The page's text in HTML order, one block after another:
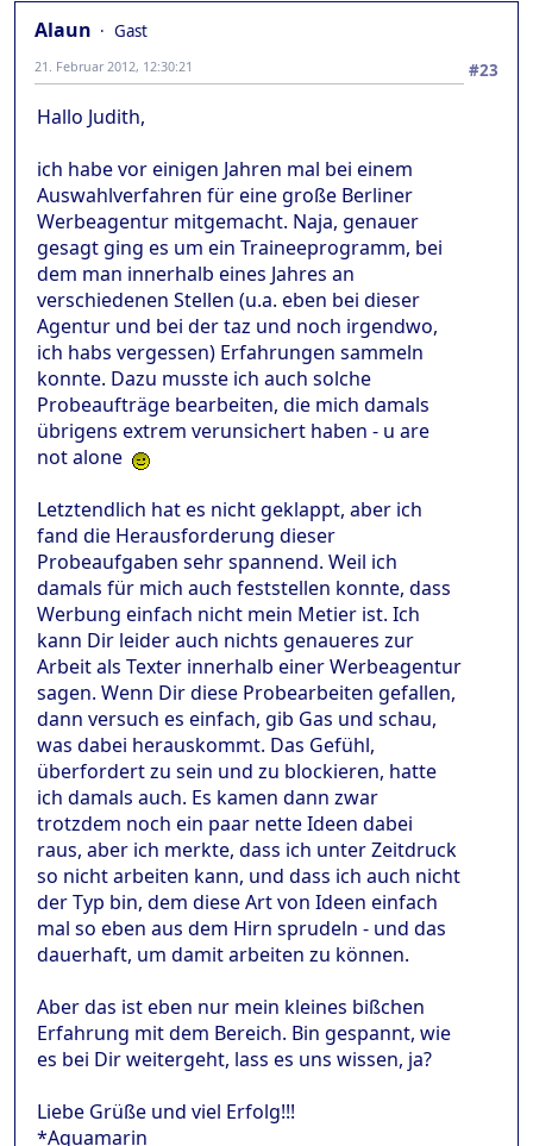
Alaun
Gast
#23
21. Februar 2012, 12:30:21
Hallo Judith,
ich habe vor einigen Jahren mal bei einem
Auswahlverfahren für eine große Berliner
Werbeagentur mitgemacht. Naja, genauer
gesagt ging es um ein Traineeprogramm, bei
dem man innerhalb eines Jahres an
verschiedenen Stellen (u.a. eben bei dieser
Agentur und bei der taz und noch irgendwo,
ich habs vergessen) Erfahrungen sammeln
konnte. Dazu musste ich auch solche
Probeaufträge bearbeiten, die mich damals
übrigens extrem verunsichert haben - u are
not alone
Letztendlich hat es nicht geklappt, aber ich
fand die Herausforderung dieser
Probeaufgaben sehr spannend. Weil ich
damals für mich auch feststellen konnte, dass
Werbung einfach nicht mein Metier ist. Ich
kann Dir leider auch nichts genaueres zur
Arbeit als Texter innerhalb einer Werbeagentur
sagen. Wenn Dir diese Probearbeiten gefallen,
dann versuch es einfach, gib Gas und schau,
was dabei herauskommt. Das Gefühl,
überfordert zu sein und zu blockieren, hatte
ich damals auch. Es kamen dann zwar
trotzdem noch ein paar nette Ideen dabei
raus, aber ich merkte, dass ich unter Zeitdruck
so nicht arbeiten kann, und dass ich auch nicht
der Typ bin, dem diese Art von Ideen einfach
mal so eben aus dem Hirn sprudeln - und das
dauerhaft, um damit arbeiten zu können.
Aber das ist eben nur mein kleines bißchen
Erfahrung mit dem Bereich. Bin gespannt, wie
es bei Dir weitergeht, lass es uns wissen, ja?
Liebe Grüße und viel Erfolg!!!
*Aquamarin